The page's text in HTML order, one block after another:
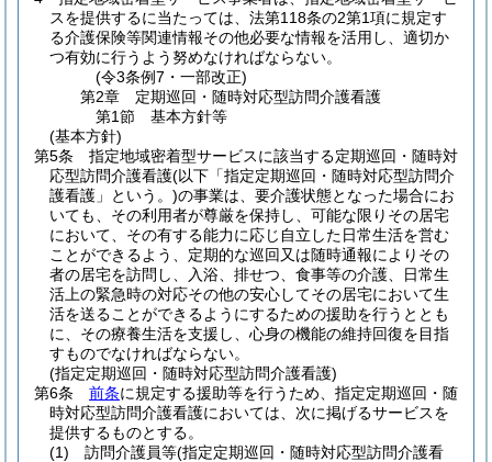
スを提供するに当たっては、法第118条の2第1項に規定す
る介護保険等関連情報その他必要な情報を活用し、適切か
つ有効に行うよう努めなければならない。
(令3条例7・一部改正)
第2章
定期巡回・随時対応型訪問介護看護
第1節
基本方針等
(基本方針)
第5条
指定地域密着型サービスに該当する定期巡回・随時対
応型訪問介護看護(以下「指定定期巡回・随時対応型訪問介
護看護」という。)の事業は、要介護状態となった場合にお
いても、その利用者が尊厳を保持し、可能な限りその居宅
において、その有する能力に応じ自立した日常生活を営む
ことができるよう、定期的な巡回又は随時通報によりその
者の居宅を訪問し、入浴、排せつ、食事等の介護、日常生
活上の緊急時の対応その他の安心してその居宅において生
活を送ることができるようにするための援助を行うととも
に、その療養生活を支援し、心身の機能の維持回復を目指
すものでなければならない。
(指定定期巡回・随時対応型訪問介護看護)
第6条
前条に規定する援助等を行うため、指定定期巡回・随
時対応型訪問介護看護においては、次に掲げるサービスを
提供するものとする。
(1)
訪問介護員等(指定定期巡回・随時対応型訪問介護看